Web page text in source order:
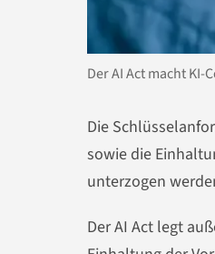
Der AI Act macht
Die
sowie die
unterzogen
Der AI Act legt